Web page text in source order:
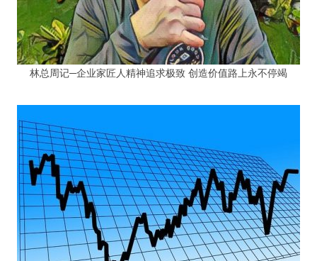
林总周记─企业家匠人精神追求极致 创造价值路上永不停竭